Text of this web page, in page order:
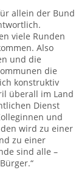
allein der Bund
viele Runden
Also
und die
die
konstruktiv
überall im Land
Dienst
und
wird zu einer
zu einer
sind alle –